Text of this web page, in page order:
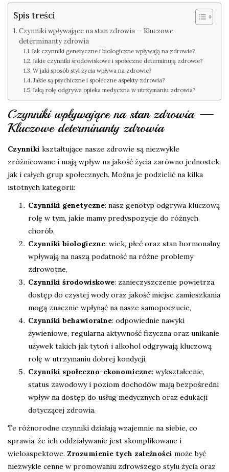
Spis treści
Czynniki wpływające na stan zdrowia — Kluczowe
determinanty zdrowia
Jak czynniki genetyczne i biologiczne wpływają na zdrowie?
Jakie czynniki środowiskowe i społeczne determinują zdrowie?
W jaki sposób styl życia wpływa na zdrowie?
Jakie są psychiczne i społeczne aspekty zdrowia?
Jaką rolę odgrywa opieka medyczna w utrzymaniu zdrowia?
Czynniki wpływające na stan zdrowia —
Kluczowe determinanty zdrowia
Czynniki kształtujące nasze zdrowie są niezwykle
zróżnicowane i mają wpływ na jakość życia zarówno jednostek,
jak i całych grup społecznych. Można je podzielić na kilka
istotnych kategorii:
Czynniki genetyczne: nasz genotyp odgrywa kluczową
rolę w tym, jakie mamy predyspozycje do różnych
chorób,
Czynniki biologiczne: wiek, płeć oraz stan hormonalny
wpływają na naszą podatność na różne problemy
zdrowotne,
Czynniki środowiskowe: zanieczyszczenie powietrza,
dostęp do czystej wody oraz jakość miejsc zamieszkania
mogą znacznie wpłynąć na nasze samopoczucie,
Czynniki behawioralne: odpowiednie nawyki
żywieniowe, regularna aktywność fizyczna oraz unikanie
używek takich jak tytoń i alkohol odgrywają kluczową
rolę w utrzymaniu dobrej kondycji,
Czynniki społeczno-ekonomiczne: wykształcenie,
status zawodowy i poziom dochodów mają bezpośredni
wpływ na dostęp do usług medycznych oraz edukacji
dotyczącej zdrowia.
Te różnorodne czynniki działają wzajemnie na siebie, co
sprawia, że ich oddziaływanie jest skomplikowane i
wieloaspektowe. Zrozumienie tych zależności może być
niezwykle cenne w promowaniu zdrowszego stylu życia oraz